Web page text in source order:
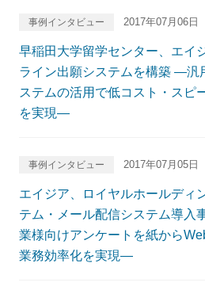
事例インタビュー 2017年07月06日
早稲田大学留学センター、エイ
ライン出願システムを構築 ―汎
ステムの活用で低コスト・スピ
を実現―
事例インタビュー 2017年07月05日
エイジア、ロイヤルホールディ
テム・メール配信システム導入
業様向けアンケートを紙から
業務効率化を実現―